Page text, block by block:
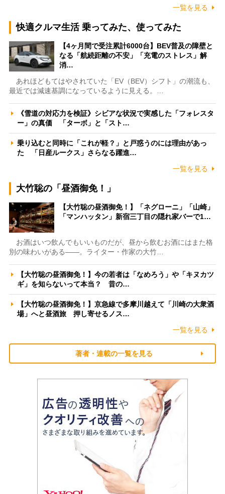
一覧を見る
快適クルマ生活 乗ってみた、使ってみた
【4ヶ月間で受注累計6000台】BEV普及の障壁と
なる「航続距離の不安」「充電のストレス」解
消…
あれほどもてはやされていた「EV（BEV）シフト」の潮流も、
最近では減速基調になっているように見える。…
《雪道の対応力を検証》シビアな状況で実感した「フォレスタ
ー」の真価 「ターボ」と「スト…
乗り込むと同時に「これが軽？」と戸惑うのには理由があっ
た 「日産ルークス」さらなる躍進…
一覧を見る
大竹聡の「昼酒御免！」
【大竹聡の昼酒御免！】「ネグローニ」「山崎」
「マンハッタン」新宿三丁目の隠れ家バーで1…
お酒はいつ飲んでもいいものだが、昼から飲むお酒にはまた格
別の味わいがある――。ライター・作家の大竹…
【大竹聡の昼酒御免！】今の若者は「なめろう」や「キヌカツ
ギ」を知らないって本当？ 昔の…
【大竹聡の昼酒御免！】京急線で多摩川越えて「川崎の大衆酒
場」へと昼酒旅 押し寄せるノス…
一覧を見る
著者・連載の一覧を見る